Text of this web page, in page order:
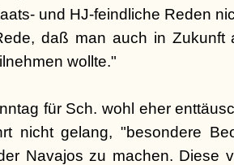
und HJ-feindliche Reden
daß man auch in Zukunft
wollte."
für Sch. wohl eher
nicht gelang, "besondere
Navajos zu machen. Diese